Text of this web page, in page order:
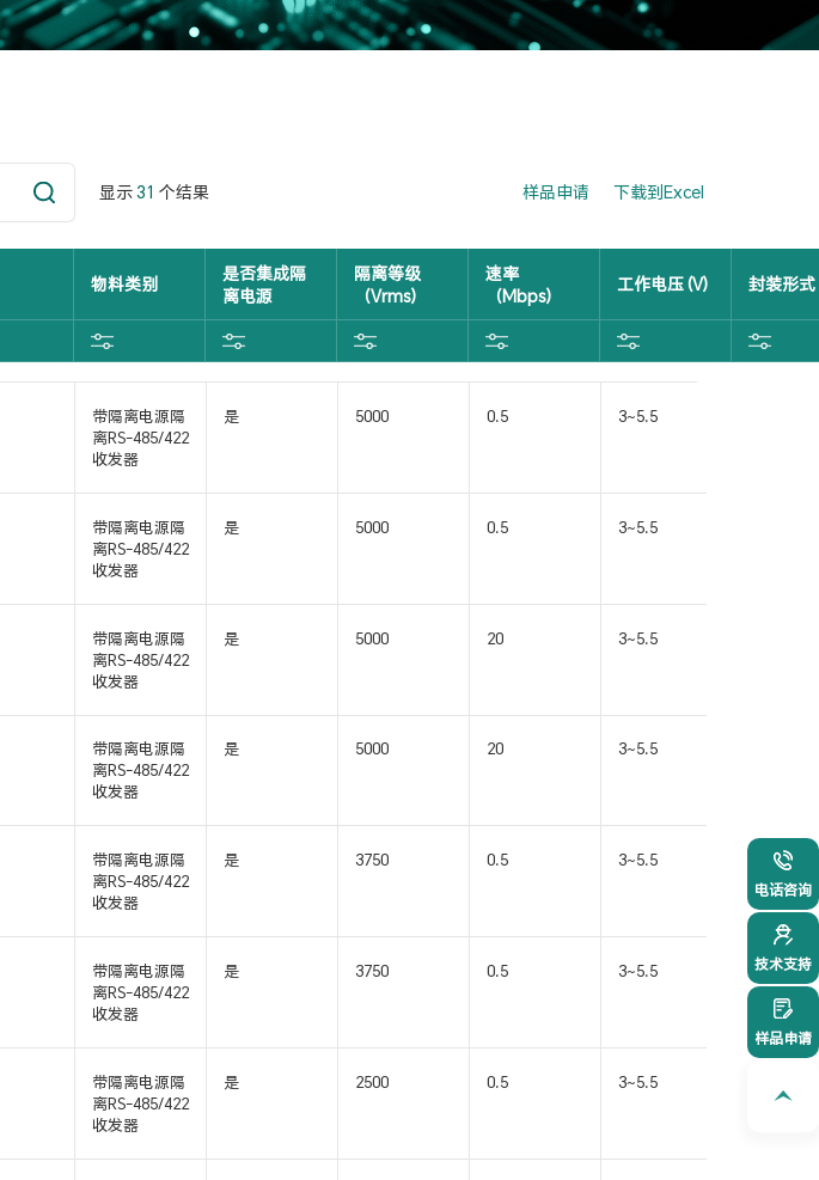
显示31 个结果 样品申请 下载到Excel
物料类别
是否集成隔
离电源
隔离等级
（Vrms)
速率
（Mbps)
工作电压 (V) 封装形式
带隔离电源隔
离RS-485/422
收发器
是 5000 0.5 3~5.5
带隔离电源隔
离RS-485/422
收发器
是 5000 0.5 3~5.5
带隔离电源隔
离RS-485/422
收发器
是 5000 20 3~5.5
带隔离电源隔
离RS-485/422
收发器
是 5000 20 3~5.5
带隔离电源隔
离RS-485/422
收发器
是 3750 0.5 3~5.5
SOIC16-
WB(W)
带隔离电源隔
离RS-485/422
收发器
是 3750 0.5 3~5.5
SOIC16-
WB(W)
带隔离电源隔
离RS-485/422
收发器
是 2500 0.5 3~5.5
电话咨询
021-
技术支持
样品申请